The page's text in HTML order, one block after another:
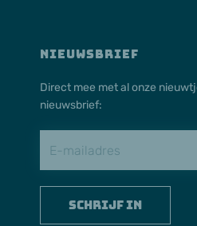
NIEUWSBRIEF
Direct mee met al onze
nieuwsbrief:
Schrijf in